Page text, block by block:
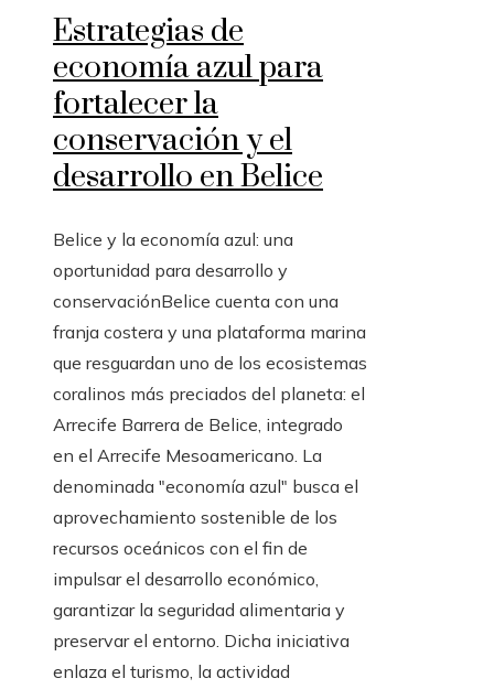
Estrategias de
economía azul para
fortalecer la
conservación y el
desarrollo en Belice
Belice y la economía azul: una
oportunidad para desarrollo y
conservaciónBelice cuenta con una
franja costera y una plataforma marina
que resguardan uno de los ecosistemas
coralinos más preciados del planeta: el
Arrecife Barrera de Belice, integrado
en el Arrecife Mesoamericano. La
denominada "economía azul" busca el
aprovechamiento sostenible de los
recursos oceánicos con el fin de
impulsar el desarrollo económico,
garantizar la seguridad alimentaria y
preservar el entorno. Dicha iniciativa
enlaza el turismo, la actividad